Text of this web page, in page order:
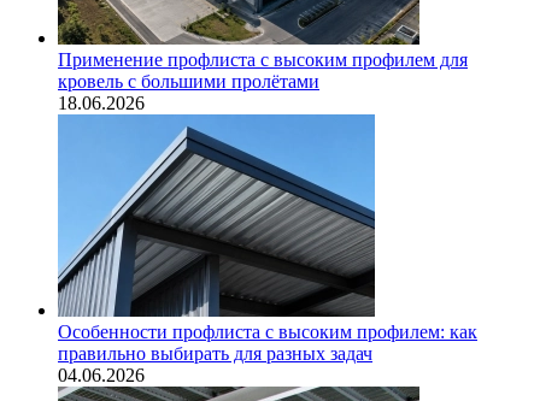
Применение профлиста с высоким профилем для
кровель с большими пролётами
18.06.2026
Особенности профлиста с высоким профилем: как
правильно выбирать для разных задач
04.06.2026